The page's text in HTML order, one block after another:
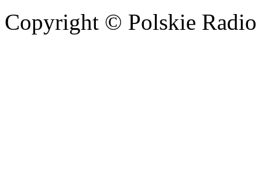
Copyright © Polskie